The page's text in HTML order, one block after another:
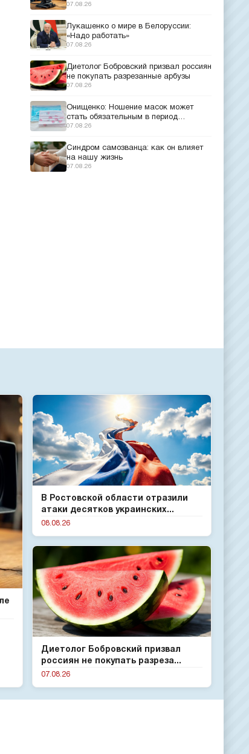
07.08.26
Лукашенко о мире в Белоруссии:
«Надо работать»
07.08.26
Диетолог Бобровский призвал россиян
не покупать разрезанные арбузы
07.08.26
Онищенко: Ношение масок может
стать обязательным в период
эпидемий
07.08.26
Синдром самозванца: как он влияет
на нашу жизнь
07.08.26
В Ростовской области отразили
атаки десятков украинских...
08.08.26
Диетолог Бобровский призвал
россиян не покупать разреза...
07.08.26